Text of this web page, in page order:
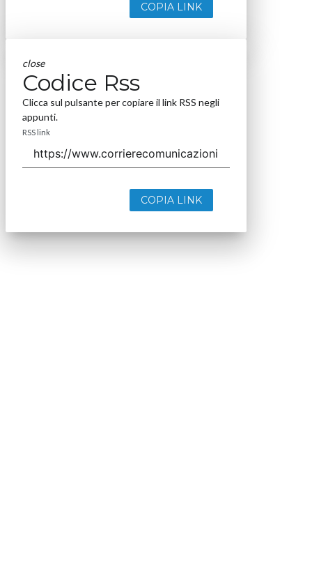
COPIA LINK
close
Codice Rss
Clicca sul pulsante per copiare il link RSS negli
appunti.
RSS link
COPIA LINK